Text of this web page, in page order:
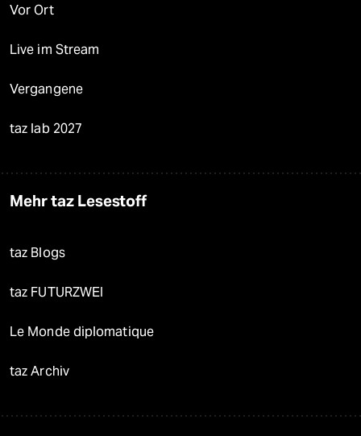
Vor Ort
Live im Stream
Vergangene
taz lab 2027
Mehr taz Lesestoff
taz Blogs
taz FUTURZWEI
Le Monde diplomatique
taz Archiv